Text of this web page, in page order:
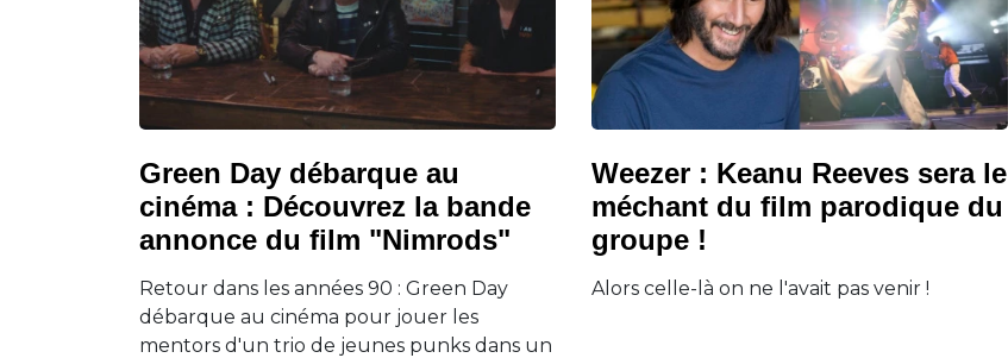
Green Day débarque au
cinéma : Découvrez la bande
annonce du film "Nimrods"
Retour dans les années 90 : Green Day
débarque au cinéma pour jouer les
mentors d'un trio de jeunes punks dans un
Weezer : Keanu Reeves sera le
méchant du film parodique du
groupe !
Alors celle-là on ne l'avait pas venir !